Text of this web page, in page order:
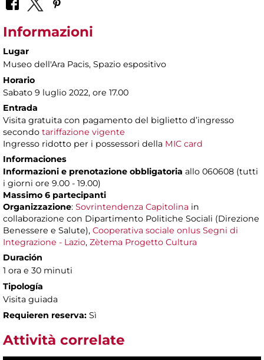
Informazioni
Lugar
Museo dell'Ara Pacis, Spazio espositivo
Horario
Sabato 9 luglio 2022, ore 17.00
Entrada
Visita gratuita con pagamento del biglietto d’ingresso
secondo tariffazione vigente
Ingresso ridotto per i possessori della MIC card
Informaciones
Informazioni e prenotazione obbligatoria allo 060608 (tutti
i giorni ore 9.00 - 19.00)
Massimo 6 partecipanti
Organizzazione: Sovrintendenza Capitolina in
collaborazione con Dipartimento Politiche Sociali (Direzione
Benessere e Salute), Cooperativa sociale onlus Segni di
Integrazione - Lazio, Zètema Progetto Cultura
Duración
1 ora e 30 minuti
Tipología
Visita guiada
Requieren reserva: Sì
Attività correlate